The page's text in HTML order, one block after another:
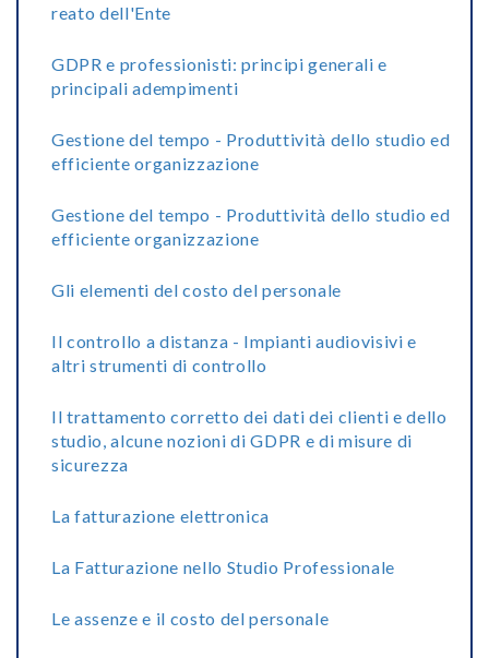
reato dell'Ente
GDPR e professionisti: principi generali e
principali adempimenti
Gestione del tempo - Produttività dello studio ed
efficiente organizzazione
Gestione del tempo - Produttività dello studio ed
efficiente organizzazione
Gli elementi del costo del personale
Il controllo a distanza - Impianti audiovisivi e
altri strumenti di controllo
Il trattamento corretto dei dati dei clienti e dello
studio, alcune nozioni di GDPR e di misure di
sicurezza
La fatturazione elettronica
La Fatturazione nello Studio Professionale
Le assenze e il costo del personale